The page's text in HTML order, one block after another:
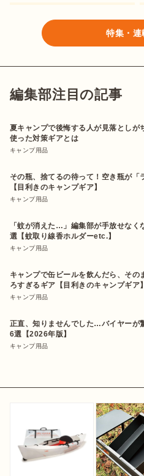
特集・連
編集部注目の記事
夏キャンプで後悔する人が見落とし
使った対策ギアとは
キャンプ用品
その瓶、捨てるの待って！空き瓶が「
【目利きのキャンプギア】
キャンプ用品
「蚊が消えた…」編集部が手放せな
選【蚊取り線香ホルダーetc.】
キャンプ用品
キャンプで缶ビールを飲んだら、その
ろすぎるギア【目利きのキャンプギア】
キャンプ用品
正直、知りませんでした…バイヤーが
6選【2026年版】
キャンプ用品